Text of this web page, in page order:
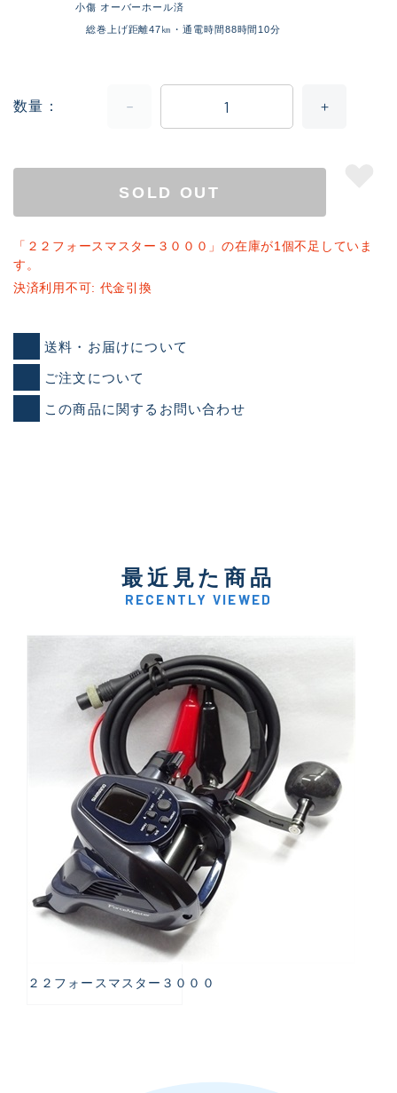
小傷 オーバーホール済
総巻上げ距離47㎞・通電時間88時間10分
数量
SOLD OUT
「２２フォースマスター３０００」の在庫が1個不足していま
す。
決済利用不可: 代金引換
送料・お届けについて
ご注文について
この商品に関するお問い合わせ
最近見た商品
RECENTLY VIEWED
２２フォースマスター３０００